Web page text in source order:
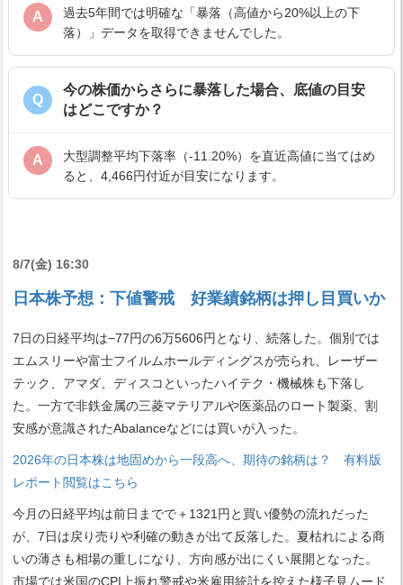
A
過去5年間では明確な「暴落（高値から20%以上の下
落）」データを取得できませんでした。
Q
今の株価からさらに暴落した場合、底値の目安
はどこですか？
A
大型調整平均下落率（-11.20%）を直近高値に当てはめ
ると、4,466円付近が目安になります。
8/7(金) 16:30
日本株予想：下値警戒 好業績銘柄は押し目買いか
7日の日経平均は−77円の6万5606円となり、続落した。個別では
エムスリーや富士フイルムホールディングスが売られ、レーザー
テック、アマダ、ディスコといったハイテク・機械株も下落し
た。一方で非鉄金属の三菱マテリアルや医薬品のロート製薬、割
安感が意識されたAbalanceなどには買いが入った。
2026年の日本株は地固めから一段高へ、期待の銘柄は？ 有料版
レポート閲覧はこちら
今月の日経平均は前日までで＋1321円と買い優勢の流れだった
が、7日は戻り売りや利確の動きが出て反落した。夏枯れによる商
いの薄さも相場の重しになり、方向感が出にくい展開となった。
市場では米国のCPI上振れ警戒や米雇用統計を控えた様子見ムード